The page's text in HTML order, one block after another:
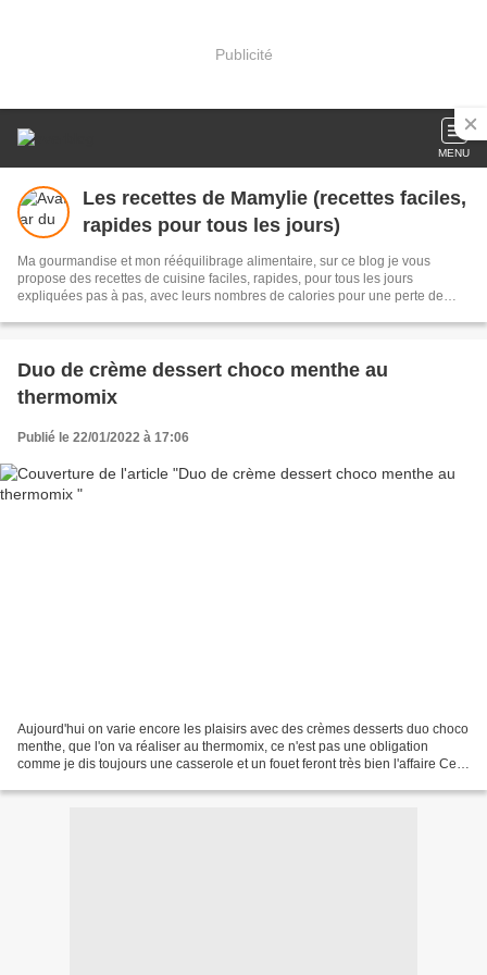
Publicité
MENU
Les recettes de Mamylie (recettes faciles,
rapides pour tous les jours)
Ma gourmandise et mon rééquilibrage alimentaire, sur ce blog je vous
propose des recettes de cuisine faciles, rapides, pour tous les jours
expliquées pas à pas, avec leurs nombres de calories pour une perte de
Duo de crème dessert choco menthe au
thermomix
Publié le 22/01/2022 à 17:06
Aujourd'hui on varie encore les plaisirs avec des crèmes desserts duo choco
menthe, que l'on va réaliser au thermomix, ce n'est pas une obligation
comme je dis toujours une casserole et un fouet feront très bien l'affaire Ces